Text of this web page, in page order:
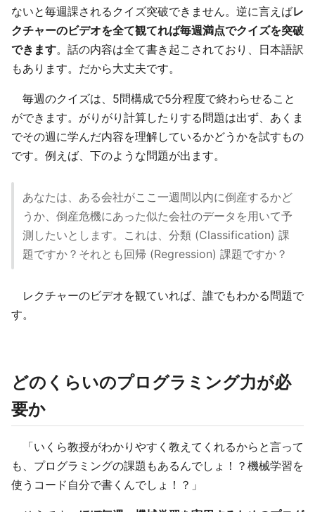
ないと毎週課されるクイズ突破できません。逆に言えばレ
クチャーのビデオを全て観てれば毎週満点でクイズを突破
できます。話の内容は全て書き起こされており、日本語訳
もあります。だから大丈夫です。
毎週のクイズは、5問構成で5分程度で終わらせること
ができます。がりがり計算したりする問題は出ず、あくま
でその週に学んだ内容を理解しているかどうかを試すもの
です。例えば、下のような問題が出ます。
あなたは、ある会社がここ一週間以内に倒産するかど
うか、倒産危機にあった似た会社のデータを用いて予
測したいとします。これは、分類 (Classification) 課
題ですか？それとも回帰 (Regression) 課題ですか？
レクチャーのビデオを観ていれば、誰でもわかる問題で
す。
どのくらいのプログラミング力が必
要か
「いくら教授がわかりやすく教えてくれるからと言って
も、プログラミングの課題もあるんでしょ！？機械学習を
使うコード自分で書くんでしょ！？」